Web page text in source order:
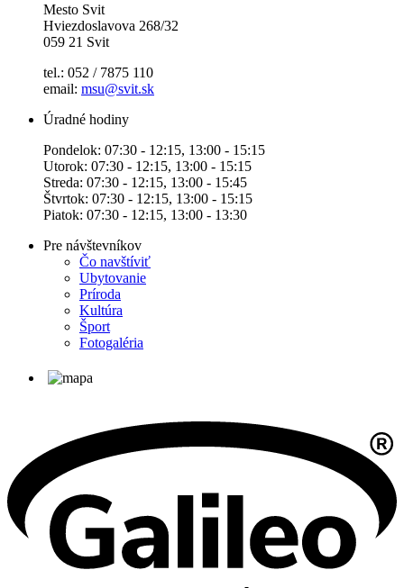
Mesto Svit
Hviezdoslavova 268/32
059 21 Svit
tel.: 052 / 7875 110
email: msu@svit.sk
Úradné hodiny
Pondelok: 07:30 - 12:15, 13:00 - 15:15
Utorok: 07:30 - 12:15, 13:00 - 15:15
Streda: 07:30 - 12:15, 13:00 - 15:45
Štvrtok: 07:30 - 12:15, 13:00 - 15:15
Piatok: 07:30 - 12:15, 13:00 - 13:30
Pre návštevníkov
Čo navštíviť
Ubytovanie
Príroda
Kultúra
Šport
Fotogaléria